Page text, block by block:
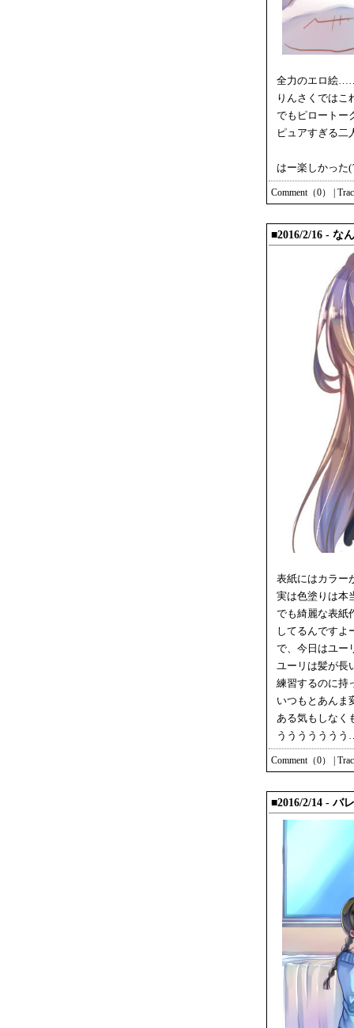
全力のエロ絵
りんさくではこ
でもピロートー
ピュアすぎる二
はー楽しかった
Comment（0）
■2016/2/16 - な
表紙にはカラー
実は色塗りは本
でも綺麗な表紙
してるんです
で、今日はユー
ユーリは髪が長
練習するのに持
いつもとあんま
ある気もしなく
うううううう
Comment（0）
■2016/2/14 - バ